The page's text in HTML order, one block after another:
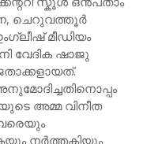
ചെറുവത്തൂർ
മീഡിയം
വേദിക ഷാജു
അമ്മ വിനീത
നർത്തകിയും